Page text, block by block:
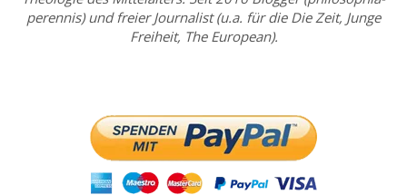
perennis) und freier Journalist (u.a. für die Die Zeit, Junge
Freiheit, The European).